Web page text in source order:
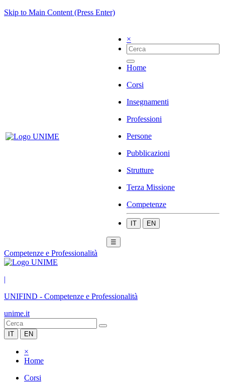
Skip to Main Content (Press Enter)
×
Home
Corsi
Insegnamenti
Professioni
Persone
Pubblicazioni
Strutture
Terza Missione
Competenze
IT EN
☰
Competenze e Professionalità
|
UNIFIND - Competenze e Professionalità
unime.it
IT EN
×
Home
Corsi